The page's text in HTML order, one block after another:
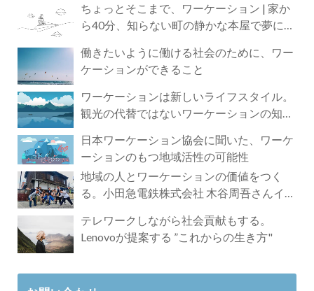
ちょっとそこまで、ワーケーション | 家か
ら40分、知らない町の静かな本屋で夢に近
働きたいように働ける社会のために、ワー
ケーションができること
ワーケーションは新しいライフスタイル。
観光の代替ではないワーケーションの知ら
日本ワーケーション協会に聞いた、ワーケ
ーションのもつ地域活性の可能性
地域の人とワーケーションの価値をつく
る。小田急電鉄株式会社 木谷周吾さんイン
テレワークしながら社会貢献もする。
Lenovoが提案する ”これからの生き方"